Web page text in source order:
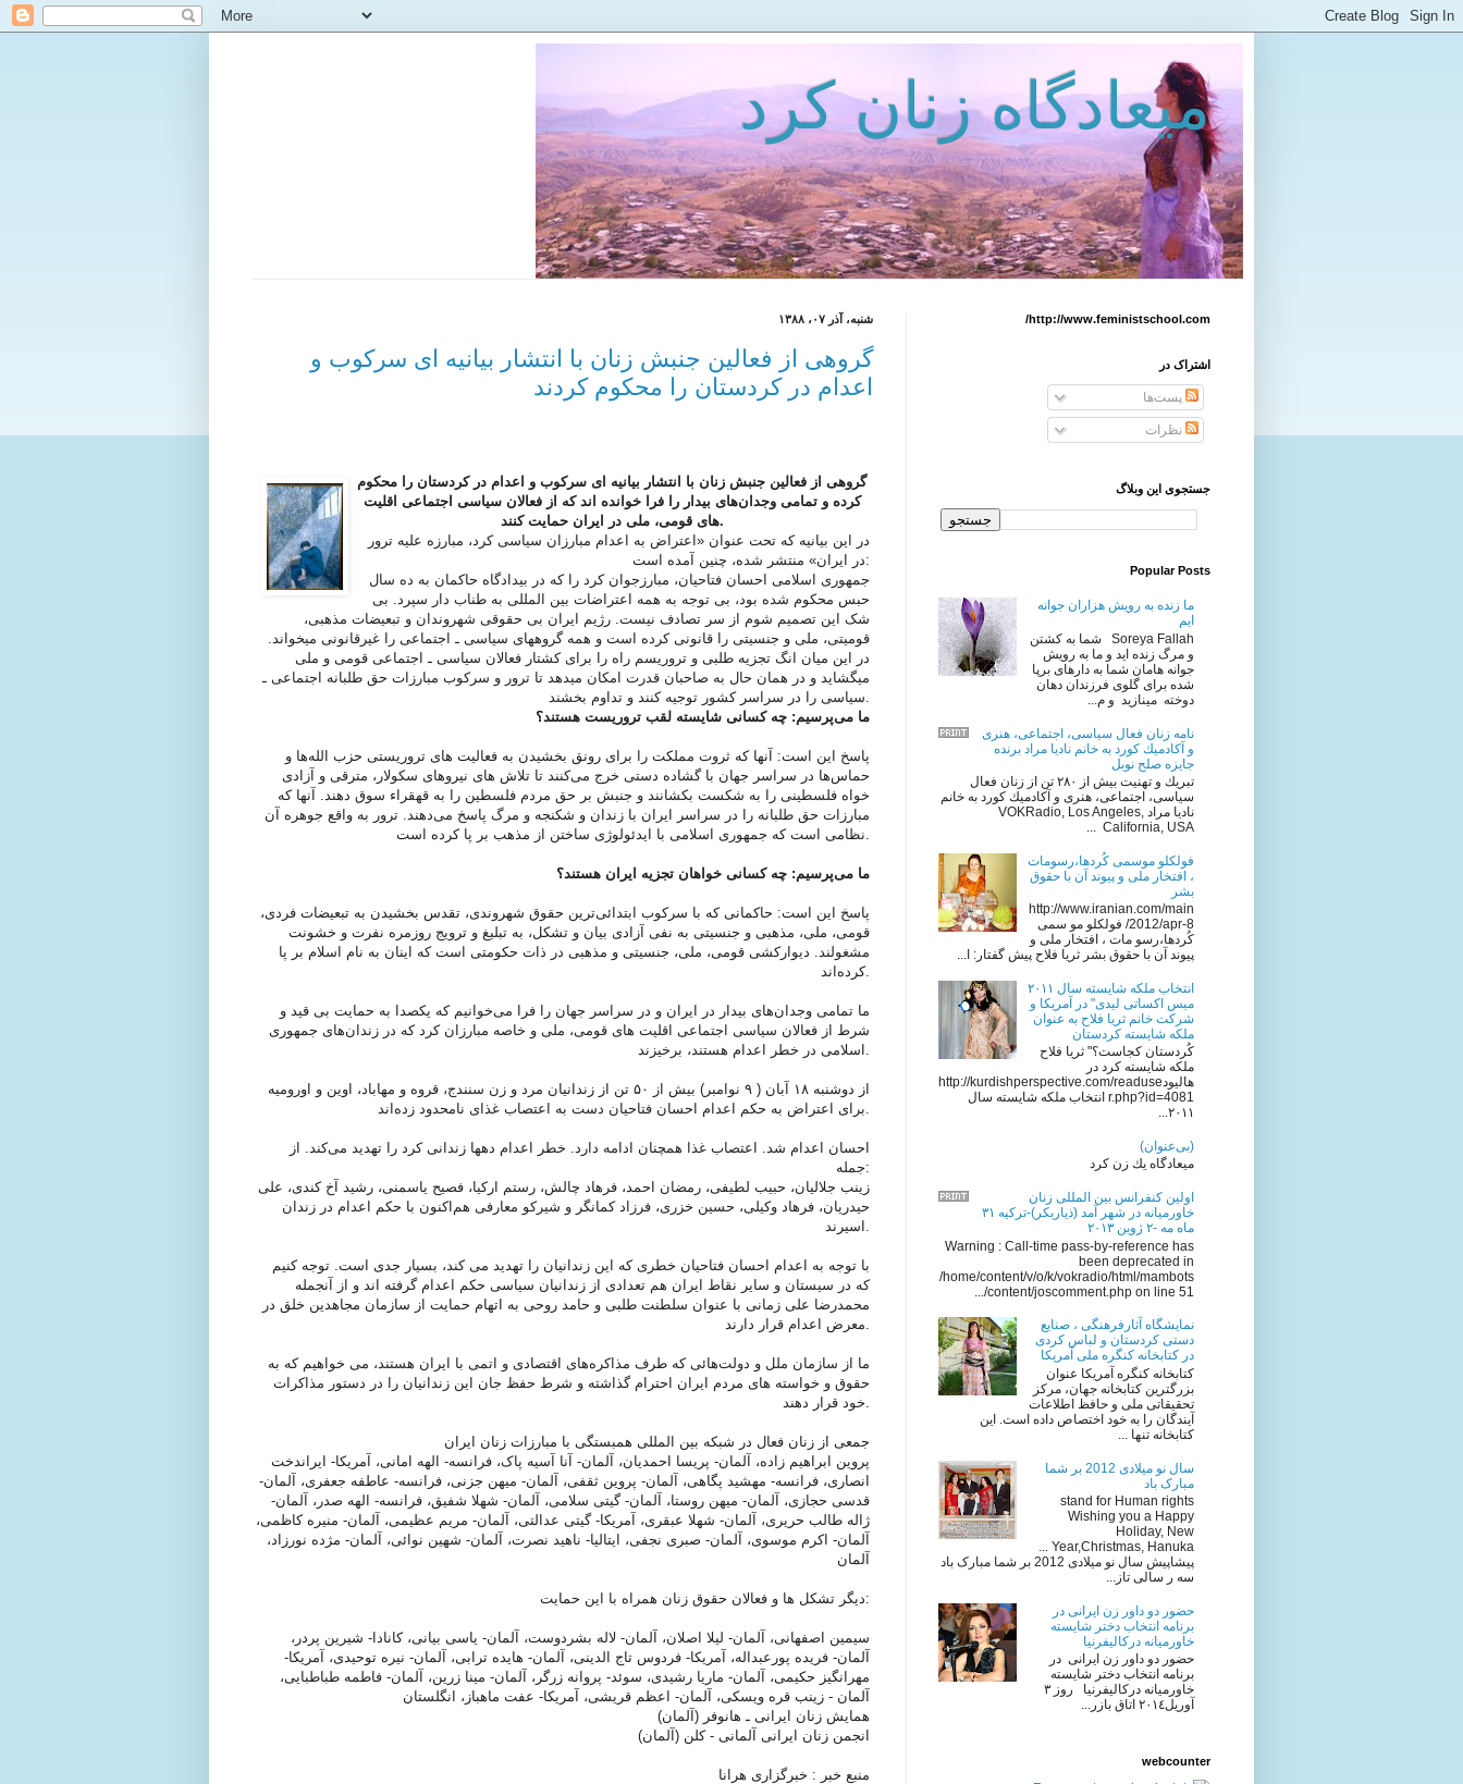
میعادگاه زنان كرد
شنبه، آذر ۰۷، ۱۳۸۸
گروهی از فعالین جنبش زنان با انتشار بیانیه ای سرکوب و
اعدام در کردستان را محکوم کردند
گروهی از فعالین جنبش زنان با انتشار بیانیه ای سرکوب و اعدام در کردستان را محکوم
کرده و تمامی وجدان‌های بیدار را فرا خوانده اند که از فعالان سیاسی اجتماعی اقلیت
های قومی، ملی در ایران حمایت کنند.
در این بیانیه که تحت عنوان «اعتراض به اعدام مبارزان سیاسی کرد، مبارزه علیه ترور
در ایران» منتشر شده، چنین آمده است:
جمهوری اسلامی احسان فتاحیان، مبارزجوان کرد را که در بیدادگاه حاکمان به ده سال
حبس محکوم شده بود، بی توجه به همه اعتراضات بین المللی به طناب دار سپرد. بی
شک این تصمیم شوم از سر تصادف نیست. رژیم ایران بی حقوقی شهروندان و تبعیضات مذهبی،
قومیتی، ملی و جنسیتی را قانونی کرده است و همه گروههای سیاسی ـ اجتماعی را غیرقانونی میخواند.
در این میان انگ تجزیه طلبی و تروریسم راه را برای کشتار فعالان سیاسی ـ اجتماعی قومی و ملی
میگشاید و در همان حال به صاحبان قدرت امکان میدهد تا ترور و سرکوب مبارزات حق طلبانه اجتماعی ـ
ما می‌پرسیم: چه کسانی شایسته لقب تروریست هستند؟
پاسخ این است: آنها که ثروت مملکت را برای رونق بخشیدن به فعالیت های تروریستی حزب الله‌ها و
حماس‌ها در سراسر جهان با گشاده دستی خرج می‌کنند تا تلاش های نیروهای سکولار، مترقی و آزادی
خواه فلسطینی را به شکست بکشانند و جنبش بر حق مردم فلسطین را به قهقراء سوق دهند. آنها که
مبارزات حق طلبانه را در سراسر ایران با زندان و شکنجه و مرگ پاسخ می‌دهند. ترور به واقع جوهره آن
ما می‌پرسیم: چه کسانی خواهان تجزیه ایران هستند؟
پاسخ این است: حاکمانی که با سرکوب ابتدائی‌ترین حقوق شهروندی، تقدس بخشیدن به تبعیضات فردی،
قومی، ملی، مذهبی و جنسیتی به نفی آزادی بیان و تشکل، به تبلیغ و ترویج روزمره نفرت و خشونت
مشغولند. دیوارکشی قومی، ملی، جنسیتی و مذهبی در ذات حکومتی است که اینان به نام اسلام بر پا
کرده‌اند.
ما تمامی وجدان‌های بیدار در ایران و در سراسر جهان را فرا می‌خوانیم که یکصدا به حمایت بی قید و
شرط از فعالان سیاسی اجتماعی اقلیت های قومی، ملی و خاصه مبارزان کرد که در زندان‌های جمهوری
از دوشنبه‌ ۱۸ آبان ( ۹ نوامبر) بیش از ۵۰ تن از زندانیان مرد و زن سنندج، قروه و مهاباد، اوین و اورومیه
احسان اعدام شد. اعتصاب غذا همچنان ادامه دارد. خطر اعدام دهها زندانی کرد را تهدید می‌کند. از
جمله:
زینب جلالیان، حبیب لطیفی، رمضان احمد، فرهاد چالش، رستم ارکیا، فصیح یاسمنی، رشید آخ کندی، علی
حیدریان، فرهاد وکیلی، حسین خزری، فرزاد کمانگر و شیرکو معارفی هم‌اکنون با حکم اعدام در زندان
با توجه به اعدام احسان فتاحیان خطری که این زندانیان را تهدید می کند، بسیار جدی است. توجه کنیم
که در سیستان و سایر نقاط ایران هم تعدادی از زندانیان سیاسی حکم اعدام گرفته اند و از آنجمله
محمدرضا علی زمانی با عنوان سلطنت طلبی و حامد روحی به اتهام حمایت از سازمان مجاهدین خلق در
ما از سازمان ملل و دولت‌هائی که طرف مذاکره‌های اقتصادی و اتمی با ایران هستند، می خواهیم که به
حقوق و خواسته های مردم ایران احترام گذاشته و شرط حفظ جان این زندانیان را در دستور مذاکرات
جمعی از زنان فعال در شبکه بین المللی همبستگی با مبارزات زنان ایران
پروین ابراهیم زاده، آلمان- پریسا احمدیان، آلمان- آنا آسیه پاک، فرانسه- الهه امانی، آمریکا- ایراندخت
انصاری، فرانسه- مهشید پگاهی، آلمان- پروین ثقفی، آلمان- میهن جزنی، فرانسه- عاطفه جعفری، آلمان-
قدسی حجازی، آلمان- میهن روستا، آلمان- گیتی سلامی، آلمان- شهلا شفیق، فرانسه- الهه صدر، آلمان-
ژاله طالب حریری، آلمان- شهلا عبقری، آمریکا- گیتی عدالتی، آلمان- مریم عظیمی، آلمان- منیره کاظمی،
آلمان- اکرم موسوی، آلمان- صبری نجفی، ایتالیا- ناهید نصرت، آلمان- شهین نوائی، آلمان- مژده نورزاد،
آلمان
دیگر تشکل ها و فعالان حقوق زنان همراه با این حمایت:
سیمین اصفهانی، آلمان- لیلا اصلان، آلمان- لاله بشردوست، آلمان- یاسی بیانی، کانادا- شیرین پردر،
آلمان- فریده پورعبداله، آمریکا- فردوس تاج الدینی، آلمان- هایده ترابی، آلمان- نیره توحیدی، آمریکا-
مهرانگیز حکیمی، آلمان- ماریا رشیدی، سوئد- پروانه زرگر، آلمان- مینا زرین، آلمان- فاطمه طباطبایی،
آلمان - زینب قره ویسکی، آلمان- اعظم قریشی، آمریکا- عفت ماهباز، انگلستان
همایش زنان ایرانی ـ هانوفر (آلمان)
انجمن زنان ایرانی آلمانی - کلن (آلمان)
منبع خبر : خبرگزاری هرانا
http://www.feministschool.com/
اشتراک در
پست‌ها
نظرات
جستجوی این وبلاگ
Popular Posts
ما زنده به رویش هزاران جوانه
ایم
Soreya Fallah شما به كشتن
و مرگ زنده ايد و ما به رويش
جوانه هامان شما به دارهای برپا
شده برای گلوی فرزندان دهان
دوخته مینازید و م...
نامه زنان فعال سياسى، اجتماعى، هنرى
و آكادميك كورد به خانم ناديا مراد برنده
جایزه صلح نوبل
تبريك و تهنيت بيش از ٢٨٠ تن از زنان فعال
سياسى، اجتماعى، هنرى و آكادميك كورد به خانم
ناديا مراد VOKRadio, Los Angeles,
California, USA ...
فولکلو موسمی کُردها،رسومات
، افتخار ملی و پیوند آن با حقوق
بشر
http://www.iranian.com/main
/2012/apr-8 فولکلو مو سمی
کُردها،رسو مات ، افتخار ملی و
پیوند آن با حقوق بشر ثریا فلاح پیش گفتار: ا...
انتخاب ملکه شایسته سال ٢٠١١
میس اکساتی لیدی" در آمریکا و
شرکت خانم ثریا فلاح به عنوان
ملکه شایسته کردستان
کُردستان کجاست؟" ثریا فلاح
ملکه شایسته کرد در
هالیودhttp://kurdishperspective.com/readuse
r.php?id=4081 انتخاب ملکه شایسته سال
٢٠١١...
(بی‌عنوان)
میعادگاه یك زن كرد
اولين كنفرانس بين المللى زنان
خاورميانه در شهر آمد (ذياربكر)-تركيه ٣١
ماه مه -٢ ژوين ٢٠١٣
Warning : Call-time pass-by-reference has
been deprecated in
/home/content/v/o/k/vokradio/html/mambots
/content/joscomment.php on line 51...
نمایشگاه آثارفرهنگی ، صنایع
دستی کردستان و لباس کردی
در کتابخانه کنگره ملی آمریکا
کتابخانه کنگره آمریکا عنوان
بزرگترین کتابخانه جهان، مرکز
تحقیقاتی ملی و حافظ اطلاعات
آیندگان را به خود اختصاص داده است. این
کتابخانه تنها ...
سال نو میلادی 2012 بر شما
مبارک باد
stand for Human rights
Wishing you a Happy
Holiday, New
Year,Christmas, Hanuka ...
پیشاپیش سال نو میلادی 2012 بر شما مبارک باد
سه ر سالی تاز...
حضور دو داور زن ایرانی در
برنامه انتخاب دختر شایسته
خاورمیانه درکالیفرنیا
حضور دو داور زن ایرانی در
برنامه انتخاب دختر شایسته
خاورمیانه درکالیفرنیا روز ٣
آوريل٢٠١٤ اتاق بازر...
webcounter